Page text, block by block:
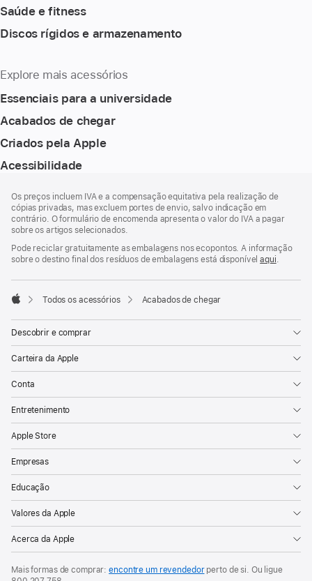
Saúde e fitness
Discos rígidos e armazenamento
Explore mais acessórios
Essenciais para a universidade
Acabados de chegar
Criados pela Apple
Acessibilidade
de
rodapé
Os preços incluem IVA e a compensação equitativa pela realização de
cópias privadas, mas excluem portes de envio, salvo indicação em
contrário. O formulário de encomenda apresenta o valor do IVA a pagar
sobre os artigos selecionados.
Pode reciclar gratuitamente as embalagens nos ecopontos. A informação
sobre o destino final dos resíduos de embalagens está disponívelaqui.
Todos os acessórios Acabados de chegar
Descobrir e comprar
Carteira da Apple
Conta
Entretenimento
Apple Store
Empresas
Educação
Valores da Apple
Acerca da Apple
Mais formas de comprar:encontre um revendedorperto de si. Ou ligue